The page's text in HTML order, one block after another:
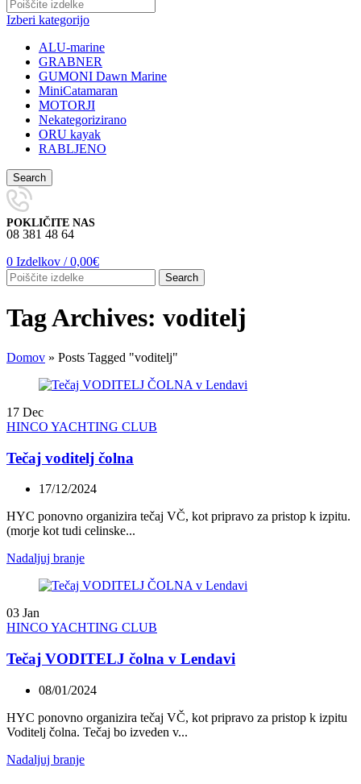
Izberi kategorijo
ALU-marine
GRABNER
GUMONI Dawn Marine
MiniCatamaran
MOTORJI
Nekategorizirano
ORU kayak
RABLJENO
Search
POKLIČITE NAS
08 381 48 64
0 Izdelkov / 0,00€
Search
Tag Archives: voditelj
Domov » Posts Tagged "voditelj"
17 Dec
HINCO YACHTING CLUB
Tečaj voditelj čolna
17/12/2024
HYC ponovno organizira tečaj VČ, kot pripravo za pristop k izpitu.
(morje kot tudi celinske...
Nadaljuj branje
03 Jan
HINCO YACHTING CLUB
Tečaj VODITELJ čolna v Lendavi
08/01/2024
HYC ponovno organizira tečaj VČ, kot pripravo za pristop k izpitu
Voditelj čolna. Tečaj bo izveden v...
Nadaljuj branje